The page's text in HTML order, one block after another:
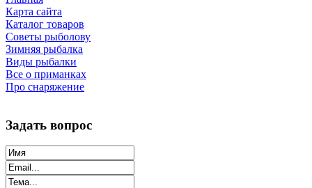
Карта сайта
Каталог товаров
Советы рыболову
Зимняя рыбалка
Виды рыбалки
Все о приманках
Про снаряжение
Задать вопрос